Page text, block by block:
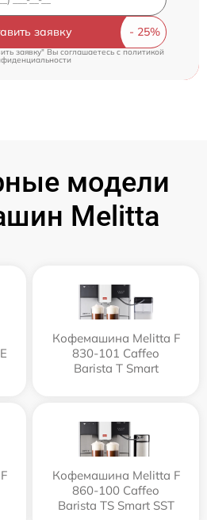
заявку
заявку" Вы соглашаетесь cполитикой
модели
Melitta
Кофемашина Melitta F
830-101 Caffeo
Barista T Smart
Кофемашина Melitta F
860-100 Caffeo
Barista TS Smart SST